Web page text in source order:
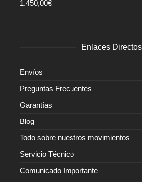
1.450,00€
Enlaces Directos
Envíos
Preguntas Frecuentes
Garantías
Blog
Todo sobre nuestros movimientos
Servicio Técnico
Comunicado Importante